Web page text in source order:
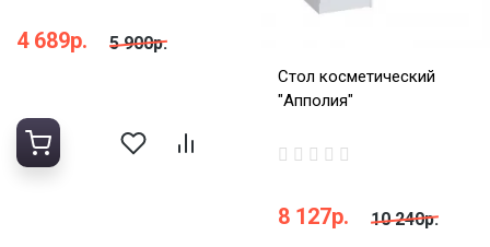
4 689р. 5 900р.
Стол косметический
"Апполия"
8 127р. 10 240р.